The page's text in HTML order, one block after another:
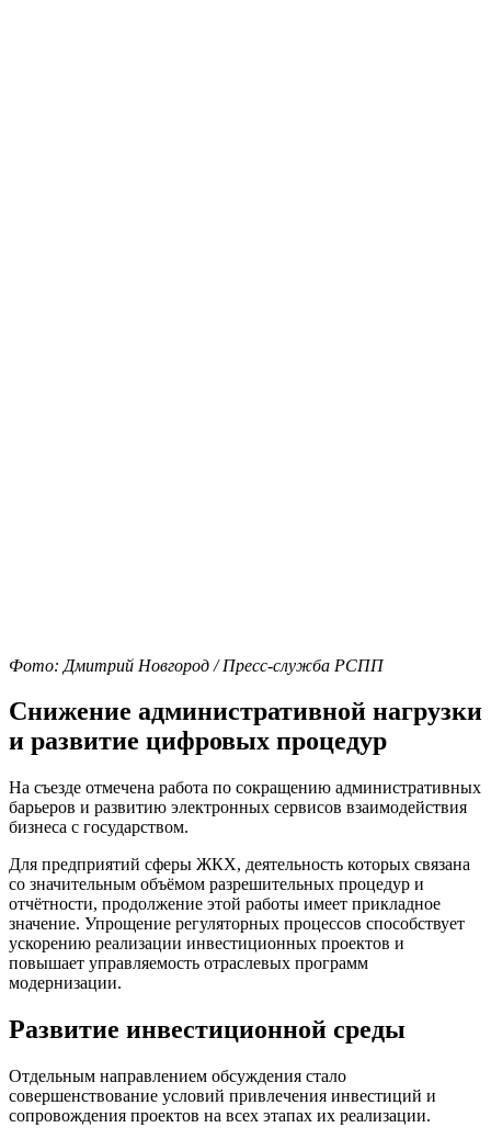
Фото: Дмитрий Новгород / Пресс-служба РСПП
Снижение административной нагрузки
и развитие цифровых процедур
На съезде отмечена работа по сокращению административных
барьеров и развитию электронных сервисов взаимодействия
бизнеса с государством.
Для предприятий сферы ЖКХ, деятельность которых связана
со значительным объёмом разрешительных процедур и
отчётности, продолжение этой работы имеет прикладное
значение. Упрощение регуляторных процессов способствует
ускорению реализации инвестиционных проектов и
повышает управляемость отраслевых программ
модернизации.
Развитие инвестиционной среды
Отдельным направлением обсуждения стало
совершенствование условий привлечения инвестиций и
сопровождения проектов на всех этапах их реализации.